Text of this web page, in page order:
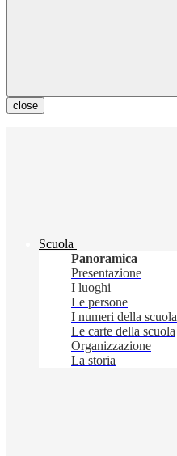
close
Scuola
Panoramica
Presentazione
I luoghi
Le persone
I numeri della scuola
Le carte della scuola
Organizzazione
La storia